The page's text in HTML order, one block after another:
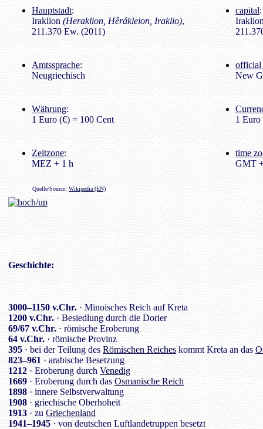
Hauptstadt:
Iraklion (Heraklion, Hêrákleion, Iraklio),
211.370 Ew. (2011)
capital:
Amtssprache:
Neugriechisch
official
New
Währung:
1 Euro (€) = 100 Cent
1 Euro
Zeitzone:
MEZ + 1 h
time
GMT
Quelle/Source: Wikipedia (EN)
Geschichte:
3000–1150 v.Chr. · Minoisches Reich auf Kreta
1200 v.Chr. · Besiedlung durch die Dorier
69/67 v.Chr. · römische Eroberung
64 v.Chr. · römische Provinz
395 · bei der Teilung des Römischen Reiches kommt Kreta an das
823–961 · arabische Besetzung
1212 · Eroberung durch Venedig
1669 · Eroberung durch das Osmanische Reich
1898 · innere Selbstverwaltung
1908 · griechische Oberhoheit
1913 · zu Griechenland
1941–1945 · von deutschen Luftlandetruppen besetzt